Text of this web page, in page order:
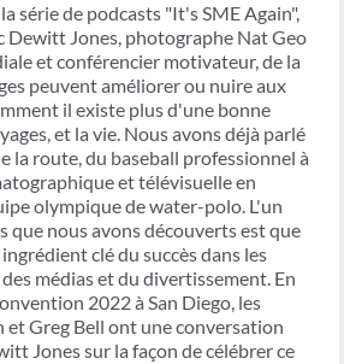
série de podcasts "It's SME Again",
Dewitt Jones, photographe Nat Geo
et conférencier motivateur, de la
peuvent améliorer ou nuire aux
il existe plus d'une bonne
et la vie. Nous avons déjà parlé
la route, du baseball professionnel à
et télévisuelle en
olympique de water-polo. L'un
que nous avons découverts est que
clé du succès dans les
médias et du divertissement. En
2022 à San Diego, les
et Greg Bell ont une conversation
Jones sur la façon de célébrer ce